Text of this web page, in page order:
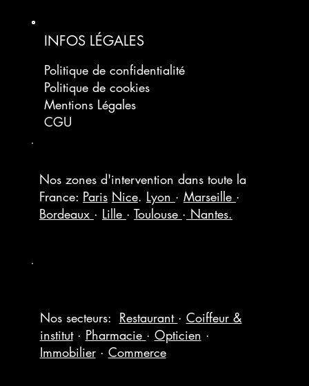
Nos zones d'intervention dans toute la
France: Paris Nice. Lyon · Marseille ·
Bordeaux · Lille · Toulouse · Nantes.
Nos secteurs: Restaurant · Coiffeur &
institut · Pharmacie · Opticien ·
Immobilier· Commerce
INFOS LÉGALES
Politique de confidentialité
Politique de cookies
Mentions Légales
CGU